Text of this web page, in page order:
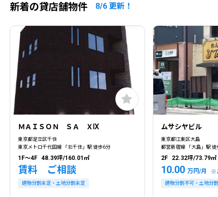
新着の貸店舗物件 8/6 更新！
ＭＡＩＳＯＮ ＳＡ ＸⅨ
東京都足立区千住
東京メトロ千代田線 「北千住」駅 徒歩6分
1F～4F 48.39坪/160.01㎡
賃料 ご相談
建物分割未定・土地分割未定
ムサシヤビル
東京都江東区大島
都営新宿線 「大島」駅 徒
2F 22.32坪/73.79㎡
10.00 万円/月 ※
建物分割不可・土地分